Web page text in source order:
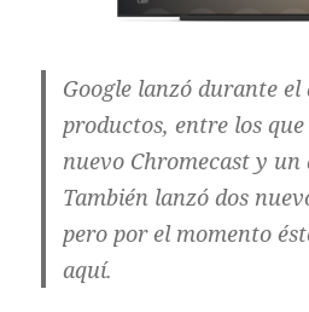
Google lanzó durante
productos, entre los
nuevo Chromecast y
También lanzó dos
pero por el momento
aquí.